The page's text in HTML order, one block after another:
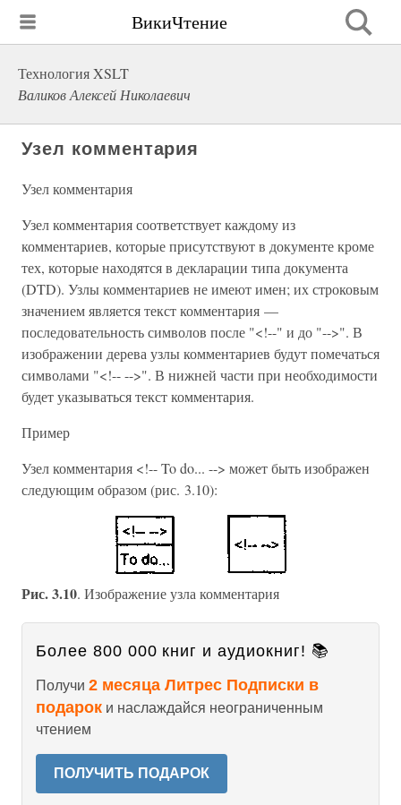
ВикиЧтение
Технология XSLT
Валиков Алексей Николаевич
Узел комментария
Узел комментария
Узел комментария соответствует каждому из
комментариев, которые присутствуют в документе кроме
тех, которые находятся в декларации типа документа
(DTD). Узлы комментариев не имеют имен; их строковым
значением является текст комментария —
последовательность символов после "<!--" и до "-->". В
изображении дерева узлы комментариев будут помечаться
символами "<!-- -->". В нижней части при необходимости
будет указываться текст комментария.
Пример
Узел комментария <!-- To do... --> может быть изображен
следующим образом (рис. 3.10):
Рис. 3.10. Изображение узла комментария
Более 800 000 книг и аудиокниг! 📚
Получи 2 месяца Литрес Подписки в
подарок и наслаждайся неограниченным
чтением
ПОЛУЧИТЬ ПОДАРОК